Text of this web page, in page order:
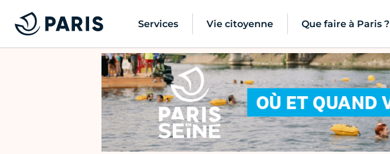
Services Vie citoyenne Que faire à Paris ?